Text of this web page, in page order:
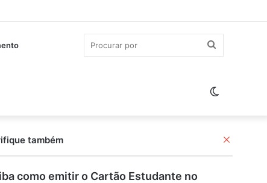
por
skin
também
como emitir o Cartão Estudante no